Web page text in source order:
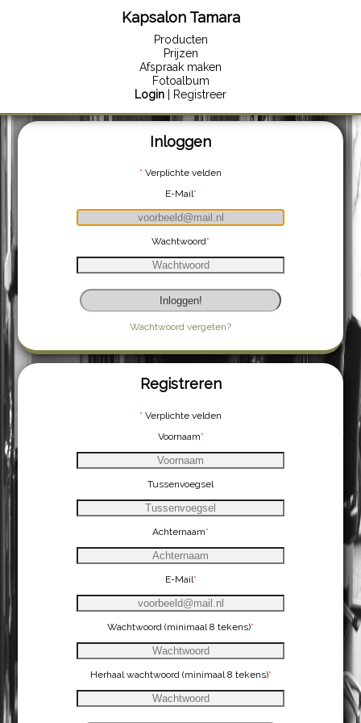
Kapsalon Tamara
Producten
Prijzen
Afspraak maken
Fotoalbum
Login
| Registreer
Login | Registreer
Inloggen
* Verplichte velden
E-Mail*
Wachtwoord*
Wachtwoord vergeten?
Registreren
* Verplichte velden
Voornaam*
Tussenvoegsel
Achternaam*
E-Mail*
Wachtwoord (minimaal 8 tekens)*
Herhaal wachtwoord (minimaal 8 tekens)*